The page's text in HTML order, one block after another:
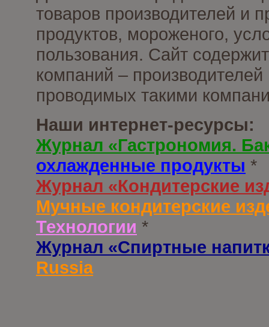
товаров производителей и
продуктов, мороженого,
пользования. Сайт
компаний –
проводимых такими
Наши интернет-ресурсы:
Журнал «Гастрономия.
охлажденные продукты *
Журнал «Кондитерские
Мучные кондитерские
Технологии *
Журнал «Спиртные
Russia